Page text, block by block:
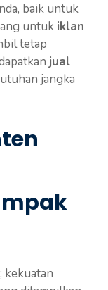
baik untuk
untuk iklan
tetap
jual
jangka
kekuatan